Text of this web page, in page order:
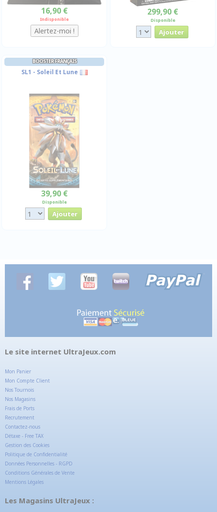
16,90 €
Indisponible
299,90 €
Disponible
BOOSTER FRANÇAIS
SL1 - Soleil Et Lune
39,90 €
Disponible
Le site internet UltraJeux.com
Mon Panier
Mon Compte Client
Nos Tournois
Nos Magasins
Frais de Ports
Recrutement
Contactez-nous
Détaxe - Free TAX
Gestion des Cookies
Politique de Confidentialité
Données Personnelles - RGPD
Conditions Générales de Vente
Mentions Légales
Les Magasins UltraJeux :